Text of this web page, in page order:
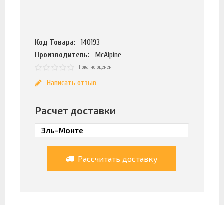
Код Товара:
140193
Производитель:
McAlpine
Пока не оценен
Написать отзыв
Расчет доставки
Рассчитать доставку